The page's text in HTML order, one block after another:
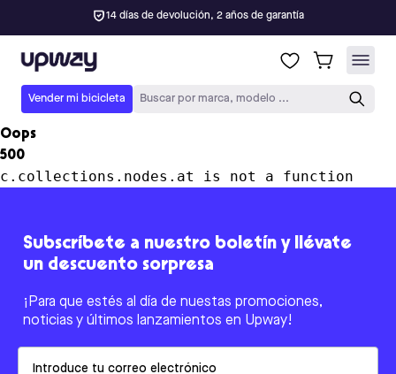
14 días de devolución, 2 años de garantía
Upway
Vender mi bicicleta Buscar por marca, modelo ...
Oops
500
c.collections.nodes.at is not a function
Subscríbete a nuestro boletín y llévate
un descuento sorpresa
¡Para que estés al día de nuestas promociones,
noticias y últimos lanzamientos en Upway!